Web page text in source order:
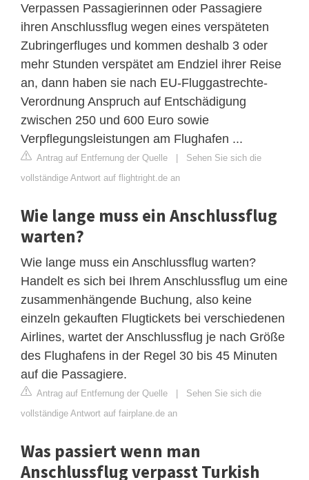
Verpassen Passagierinnen oder Passagiere
ihren Anschlussflug wegen eines verspäteten
Zubringerfluges und kommen deshalb 3 oder
mehr Stunden verspätet am Endziel ihrer Reise
an, dann haben sie nach EU-Fluggastrechte-
Verordnung Anspruch auf Entschädigung
zwischen 250 und 600 Euro sowie
Verpflegungsleistungen am Flughafen ...
Antrag auf Entfernung der Quelle | Sehen Sie sich die
vollständige Antwort auf flightright.de an
Wie lange muss ein Anschlussflug
warten?
Wie lange muss ein Anschlussflug warten?
Handelt es sich bei Ihrem Anschlussflug um eine
zusammenhängende Buchung, also keine
einzeln gekauften Flugtickets bei verschiedenen
Airlines, wartet der Anschlussflug je nach Größe
des Flughafens in der Regel 30 bis 45 Minuten
auf die Passagiere.
Antrag auf Entfernung der Quelle | Sehen Sie sich die
vollständige Antwort auf fairplane.de an
Was passiert wenn man
Anschlussflug verpasst Turkish